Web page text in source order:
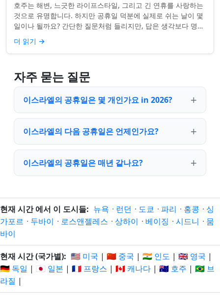
호주는 해변, 느긋한 라이프스타일, 그리고 긴 연휴를 사랑하는
것으로 유명합니다. 하지만 공휴일 덕분에 실제로 쉬는 날이 몇
일이나 될까요? 간단한 질문처럼 들리지만, 답은 생각보다 명확
하지 않을 수 있습니다. 거주...
더 읽기 →
자주 묻는 질문
이스라엘의 공휴일은 몇 개인가요 in 2026?
이스라엘의 다음 공휴일은 언제인가요?
이스라엘의 공휴일은 매년 같나요?
현재 시간 에서 이 도시들: 뉴욕 · 런던 · 도쿄 · 파리 · 홍콩 · 싱
가포르 · 두바이 · 로스앤젤레스 · 상하이 · 베이징 · 시드니 · 뭄
바이
현재 시간 (국가별): 🇺🇸 미국 | 🇨🇳 중국 | 🇮🇳 인도 | 🇬🇧 영국 |
🇩🇪 독일 | 🇯🇵 일본 | 🇫🇷 프랑스 | 🇨🇦 캐나다 | 🇦🇺 호주 | 🇧🇷 브
라질 |